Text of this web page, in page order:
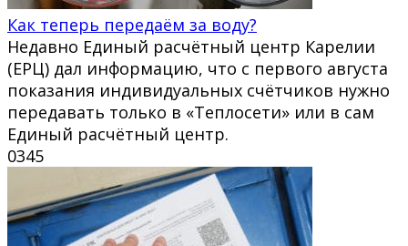
Как теперь передаём за воду?
Недавно Единый расчётный центр Карелии
(ЕРЦ) дал информацию, что с первого августа
показания индивидуальных счётчиков нужно
передавать только в «Теплосети» или в сам
Единый расчётный центр.
0345